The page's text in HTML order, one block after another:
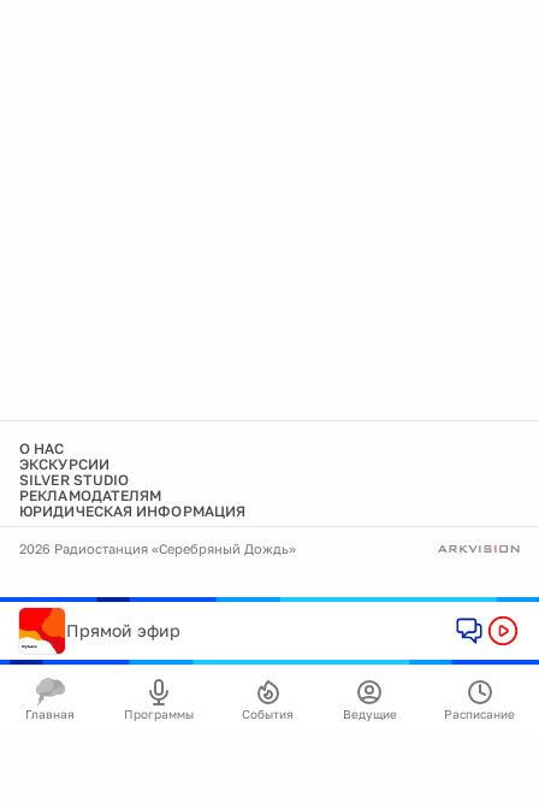
О НАС
ЭКСКУРСИИ
SILVER STUDIO
РЕКЛАМОДАТЕЛЯМ
ЮРИДИЧЕСКАЯ ИНФОРМАЦИЯ
2026 Радиостанция «Серебряный Дождь»
Прямой эфир
Главная Программы События Ведущие Расписание